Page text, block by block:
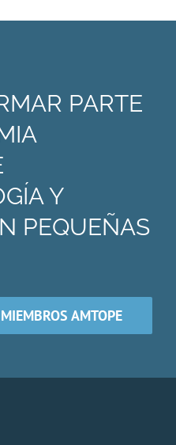
PARTE
Y
PEQUEÑAS
AMTOPE